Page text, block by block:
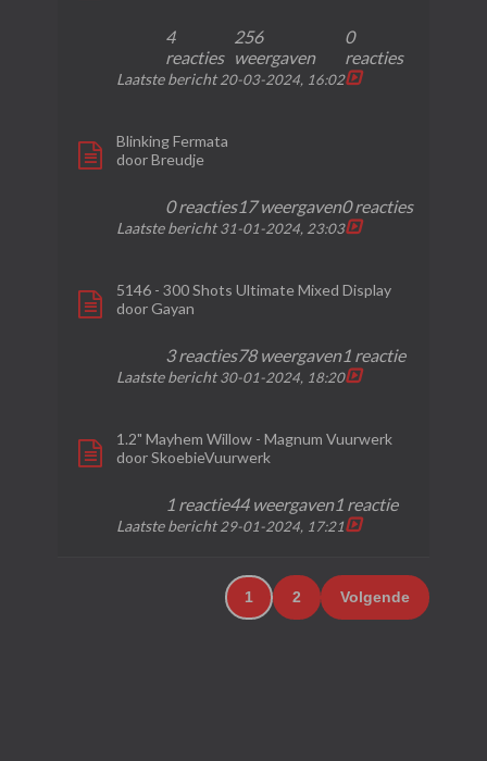
4
reacties
256
weergaven
0
reacties
Laatste bericht 20-03-2024, 16:02
Blinking Fermata
doorBreudje
0 reacties17 weergaven0 reacties
Laatste bericht 31-01-2024, 23:03
5146 - 300 Shots Ultimate Mixed Display
door Gayan
3 reacties78 weergaven1 reactie
Laatste bericht 30-01-2024, 18:20
1.2" Mayhem Willow - Magnum Vuurwerk
doorSkoebieVuurwerk
1 reactie44 weergaven1 reactie
Laatste bericht 29-01-2024, 17:21
1 2 Volgende